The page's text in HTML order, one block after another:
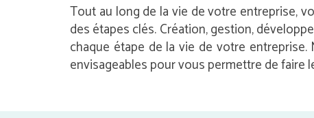
Tout au long de la vie de votre entreprise,
des étapes clés. Création, gestion,
chaque étape de la vie de votre
envisageables pour vous permettre de